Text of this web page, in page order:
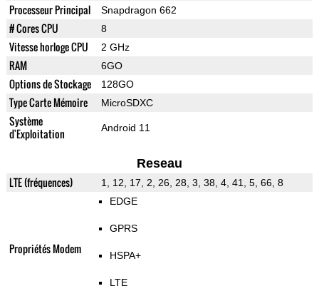
Processeur Principal Snapdragon 662
# Cores CPU 8
Vitesse horloge CPU 2 GHz
RAM 6GO
Options de Stockage 128GO
Type Carte Mémoire MicroSDXC
Système
d'Exploitation
Android 11
Reseau
LTE (fréquences) 1, 12, 17, 2, 26, 28, 3, 38, 4, 41, 5, 66, 8
Propriétés Modem
EDGE
GPRS
HSPA+
LTE